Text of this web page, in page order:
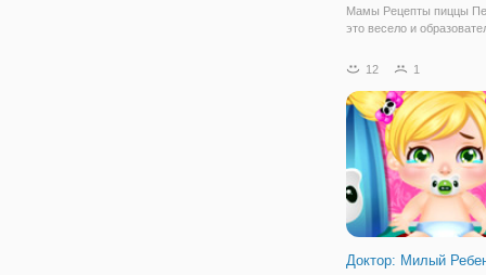
Мамы Рецепты пиццы
это весело и
пиццу Пепперони!
разогрейте духовку до
добавьте воду, соль и
мерный
12 1
Доктор: Милый